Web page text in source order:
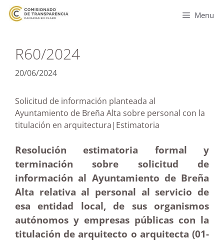
Menu
R60/2024
20/06/2024
Solicitud de información planteada al
Ayuntamiento de Breña Alta sobre personal con la
titulación en arquitectura|Estimatoria
Resolución estimatoria formal y
terminación sobre solicitud de
información al Ayuntamiento de Breña
Alta relativa al personal al servicio de
esa entidad local, de sus organismos
autónomos y empresas públicas con la
titulación de arquitecto o arquitecta (01-